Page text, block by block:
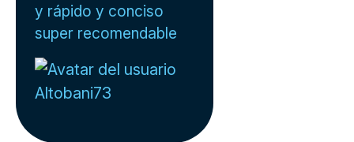
y rápido y conciso
super recomendable
Altobani73